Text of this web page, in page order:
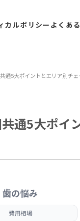
カルポリシー よくあ
通5大ポイントとエリア別チ
通5大ポイ
歯の悩み
費用相場